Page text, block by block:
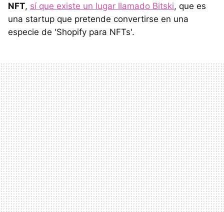
NFT, sí que existe un lugar llamado Bitski, que es
una startup que pretende convertirse en una
especie de 'Shopify para NFTs'.